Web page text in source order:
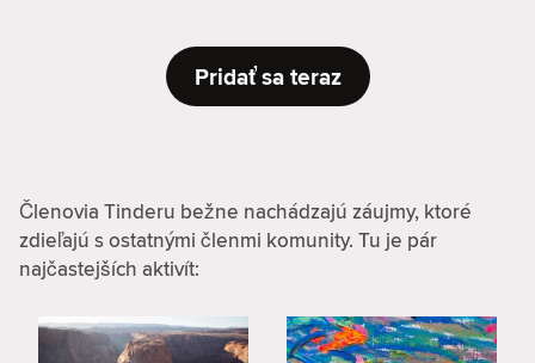
Pridať sa teraz
Členovia Tinderu bežne nachádzajú záujmy, ktoré
zdieľajú s ostatnými členmi komunity. Tu je pár
najčastejších aktivít: